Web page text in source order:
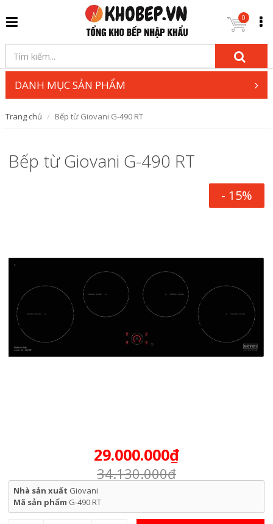
0
DANH MỤC SẢN PHẨM
Trang chủ Bếp từ Giovani G-490 RT
Bếp từ Giovani G-490 RT
- 15%
29.000.000₫
34.130.000₫
Nhà sản xuất Giovani
Mã sản phẩm G-490 RT